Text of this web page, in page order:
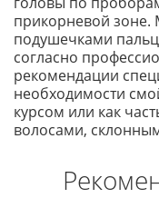
прикорневой зоне.
подушечками
согласно
рекомендации
необходимости
курсом или как
волосами,